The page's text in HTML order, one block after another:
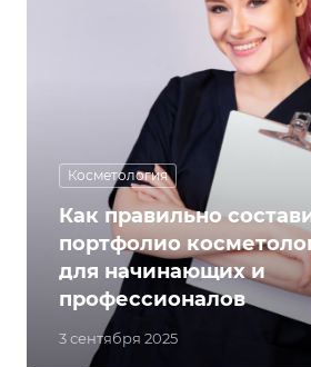
Косметология
3 сентября 2025
Как правильно
портфолио
для начинающих и
профессионалов